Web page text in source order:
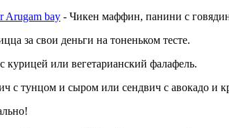
Arugam bay - Чикен маффин, панини с
за свои деньги на тоненьком тесте.
курицей или вегетарианский фалафель.
с тунцом и сыром или сендвич с авокадо и